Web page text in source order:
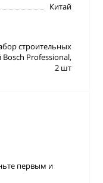
Китай
строительных
Professional,
2 шт
первым и